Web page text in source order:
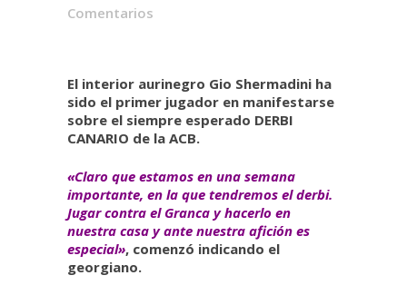
Comentarios
El interior aurinegro Gio Shermadini ha
sido el primer jugador en manifestarse
sobre el siempre esperado DERBI
CANARIO de la ACB.
«Claro que estamos en una semana
importante, en la que tendremos el derbi.
Jugar contra el Granca y hacerlo en
nuestra casa y ante nuestra afición es
especial», comenzó indicando el
georgiano.